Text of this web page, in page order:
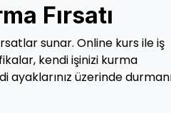
Fırsatı
sunar. Online kurs ile iş
kendi işinizi kurma
ayaklarınız üzerinde